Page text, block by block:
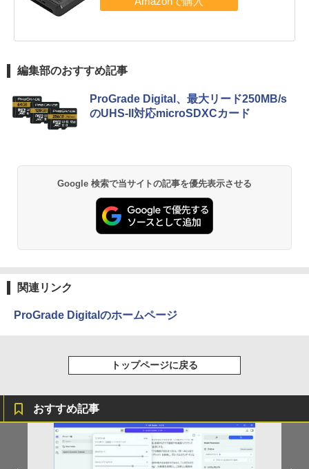
編集部のおすすめ記事
ProGrade Digital、最大リード250MB/s
のUHS-II対応microSDXCカード
Google 検索で当サイトの記事を優先表示させる
関連リンク
ProGrade Digitalのホームページ
トップページに戻る
おすすめ記事